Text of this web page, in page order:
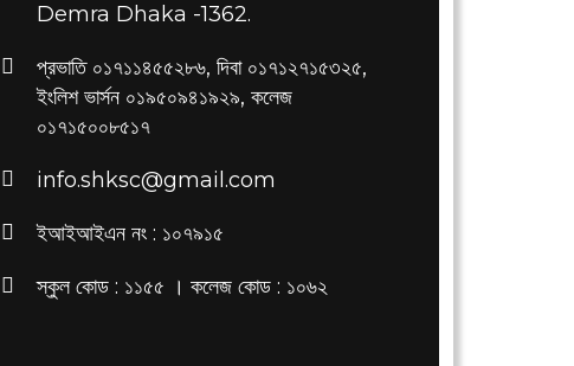
Demra Dhaka -1362.
প্রভাতি ০১৭১১৪৫৫২৮৬, দিবা ০১৭১২৭১৫৩২৫,
ইংলিশ ভার্সন ০১৯৫০৯৪১৯২৯, কলেজ
০১৭১৫০০৮৫১৭
info.shksc@gmail.com
ইআইআইএন নং : ১০৭৯১৫
স্কুল কোড : ১১৫৫ । কলেজ কোড : ১০৬২